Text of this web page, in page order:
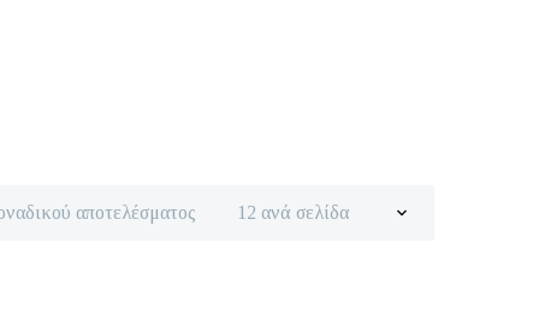
12 ανά σελίδα
αποτελέσματος